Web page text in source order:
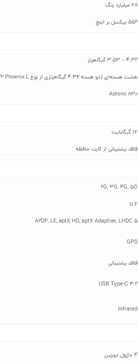
68 میلیارد رنگ
552 پیکسل بر اینچ
4.32 – 3.53 گیگاهرتز
هشت هسته‌ای (دو هسته 4.32 گیگاهرتزی از نوع Oryon V2 Phoenix L – شش هسته 3.53 گیگاهرتزی از نوع Oryon V2 Phoenix M)
Adreno 830
16 گیگابایت
فاقد پشتیبانی از کارت حافظه
2G, 3G, 4G, 5G
6 تا
A2DP, LE, aptX HD, aptX Adaptive, LHDC 5
GPS
فاقد پشتیبانی
USB Type-C 3.2
Infrared
4 ماژول دوربین